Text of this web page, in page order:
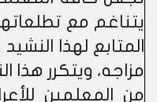
يتناغم مع
المتابع لهذا
مزاجه، ويتكرر هذا
من المعلمين